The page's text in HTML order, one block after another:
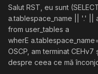
Salut RST, eu sunt
a.tablespace_name || '.' ||
from user_tables a
wherE
OSCP, am terminat
despre ceea ce mă